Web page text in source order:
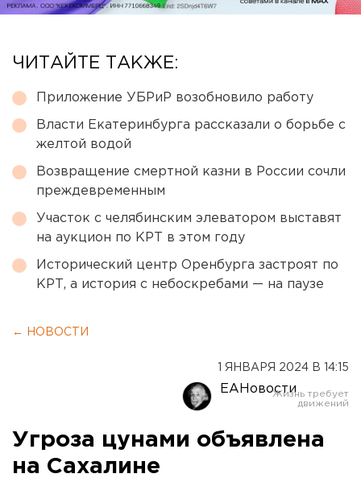
ЧИТАЙТЕ ТАКЖЕ:
Приложение УБРиР возобновило работу
Власти Екатеринбурга рассказали о борьбе с
желтой водой
Возвращение смертной казни в России сочли
преждевременным
Участок с челябинским элеватором выставят
на аукцион по КРТ в этом году
Исторический центр Оренбурга застроят по
КРТ, а история с небоскребами — на паузе
← НОВОСТИ
1 ЯНВАРЯ 2024 В 14:15
ЕАНовости
Угроза цунами объявлена
на Сахалине